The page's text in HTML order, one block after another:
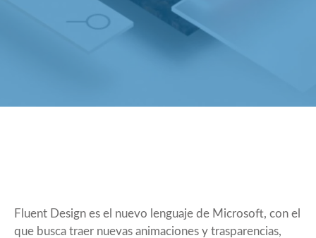
Fluent Design es el nuevo lenguaje de Microsoft, con el
que busca traer nuevas animaciones y trasparencias,